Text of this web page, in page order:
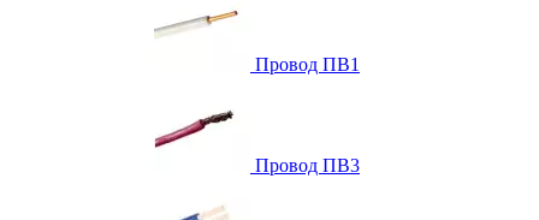
Провод ПВ1
Провод ПВ3